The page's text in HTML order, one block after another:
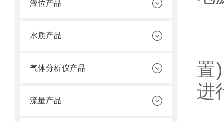
液位产品
水质产品
气体分析仪产品
流量产品
置
进